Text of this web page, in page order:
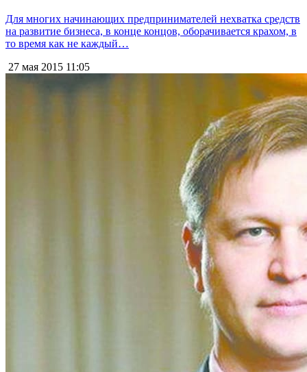
Для многих начинающих предпринимателей нехватка средств
на развитие бизнеса, в конце концов, оборачивается крахом, в
то время как не каждый…
27 мая 2015 11:05